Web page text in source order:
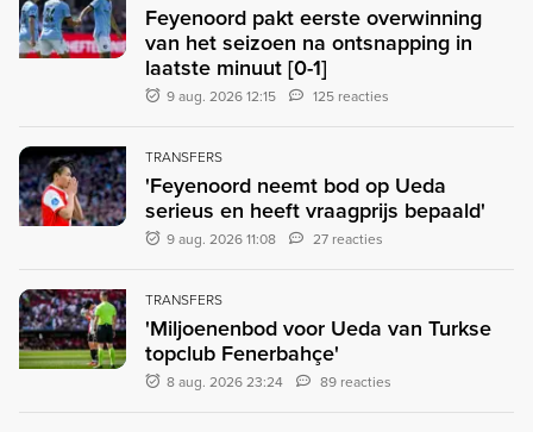
Feyenoord pakt eerste overwinning
van het seizoen na ontsnapping in
laatste minuut [0-1]
9 aug. 2026 12:15 125 reacties
TRANSFERS
'Feyenoord neemt bod op Ueda
serieus en heeft vraagprijs bepaald'
9 aug. 2026 11:08 27 reacties
TRANSFERS
'Miljoenenbod voor Ueda van Turkse
topclub Fenerbahçe'
8 aug. 2026 23:24 89 reacties